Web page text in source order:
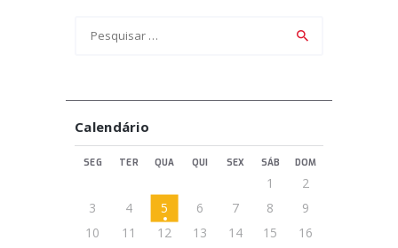
por:
Calendário
SEG TER QUA QUI SEX SÁB DOM
1
2
3
4 5 6 7 8
9
10
11 12 13 14 15
16